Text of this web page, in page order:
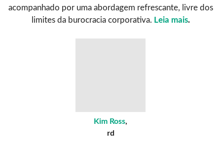
acompanhado por uma abordagem refrescante, livre dos
limites da burocracia corporativa. Leia mais.
Kim Ross,
rd